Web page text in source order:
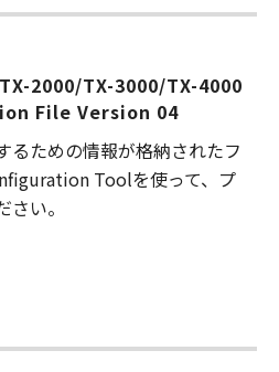
2000/TX-3000/TX-4000
File Version 04
るための情報が格納されたフ
Toolを使って、プ
い。